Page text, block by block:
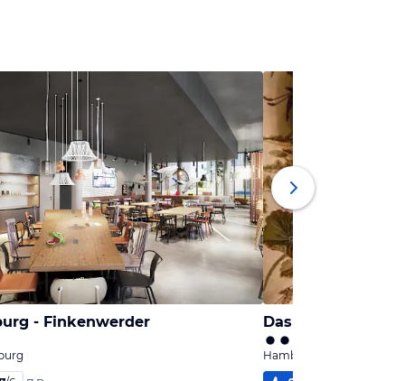
- Finkenwerder Das Gästehaus
Hamburg, Hamburg